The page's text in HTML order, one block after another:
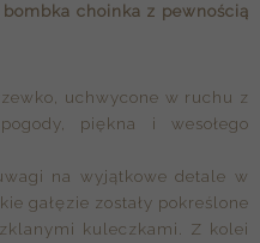
choinka z pewnością
uchwycone w ruchu z
piękna i wesołego
na wyjątkowe detale w
gałęzie zostały pokreślone
kuleczkami. Z kolei